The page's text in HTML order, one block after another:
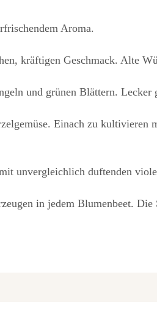
Aroma.
kräftigen Geschmack. Alte
und grünen Blättern. Lecker
Einach zu
unvergleichlich duftenden
in jedem Blumenbeet.